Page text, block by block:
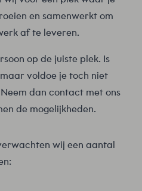
en samenwerkt om
af te leveren.
op de juiste plek. Is
voldoe je toch niet
dan contact met ons
de mogelijkheden.
wij een aantal